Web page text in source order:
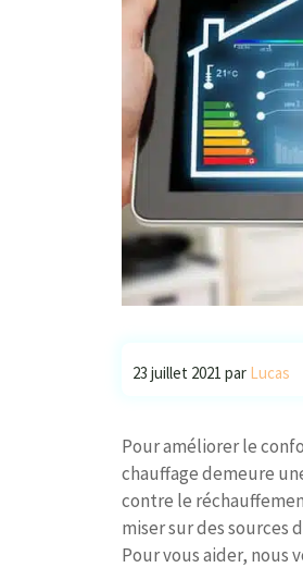
23 juillet 2021 par Lucas
Pour améliorer le
chauffage demeure
contre le
miser sur des sources
Pour vous aider, nous